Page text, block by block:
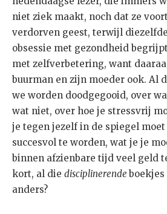
niet ziek maakt, noch dat ze
verdorven geest, terwijl
obsessie met gezondheid
met zelfverbetering, want
buurman en zijn moeder ook. Al
we worden doodgegooid, over
wat niet, over hoe je stressvrij
je tegen jezelf in de spiegel
succesvol te worden, wat je je
binnen afzienbare tijd veel geld
kort, al die disciplinerende
anders?